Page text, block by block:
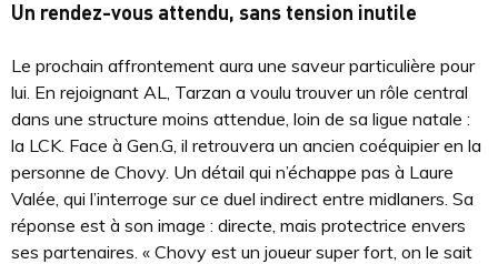
Un rendez-vous attendu, sans tension inutile
Le prochain affrontement aura une saveur particulière pour
lui. En rejoignant AL, Tarzan a voulu trouver un rôle central
dans une structure moins attendue, loin de sa ligue natale :
la LCK. Face à Gen.G, il retrouvera un ancien coéquipier en la
personne de Chovy. Un détail qui n’échappe pas à Laure
Valée, qui l’interroge sur ce duel indirect entre midlaners. Sa
réponse est à son image : directe, mais protectrice envers
ses partenaires. « Chovy est un joueur super fort, on le sait